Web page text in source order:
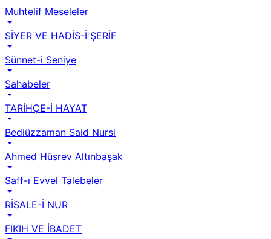
Muhtelif Meseleler
SİYER VE HADİS-İ ŞERİF
Sünnet-i Seniye
Sahabeler
TARİHÇE-İ HAYAT
Bediüzzaman Said Nursi
Ahmed Hüsrev Altınbaşak
Saff-ı Evvel Talebeler
RİSALE-İ NUR
FIKIH VE İBADET